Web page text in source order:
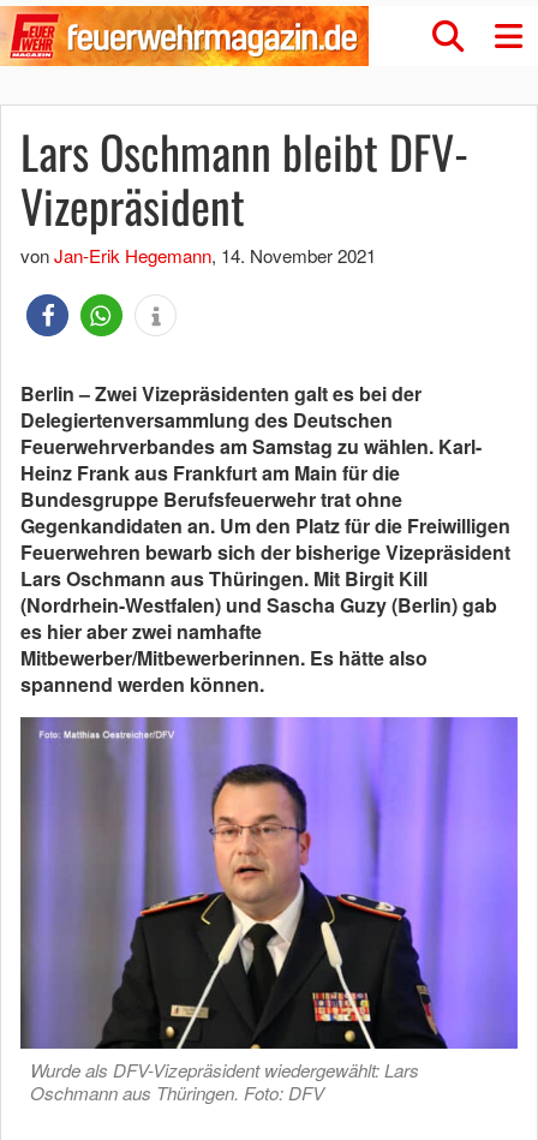
Lars Oschmann bleibt DFV-
Vizepräsident
vonJan-Erik Hegemann, 14. November 2021
Berlin – Zwei Vizepräsidenten galt es bei der
Delegiertenversammlung des Deutschen
Feuerwehrverbandes am Samstag zu wählen. Karl-
Heinz Frank aus Frankfurt am Main für die
Bundesgruppe Berufsfeuerwehr trat ohne
Gegenkandidaten an. Um den Platz für die Freiwilligen
Feuerwehren bewarb sich der bisherige Vizepräsident
Lars Oschmann aus Thüringen. Mit Birgit Kill
(Nordrhein-Westfalen) und Sascha Guzy (Berlin) gab
es hier aber zwei namhafte
Mitbewerber/Mitbewerberinnen. Es hätte also
spannend werden können.
Wurde als DFV-Vizepräsident wiedergewählt: Lars
Oschmann aus Thüringen. Foto: DFV